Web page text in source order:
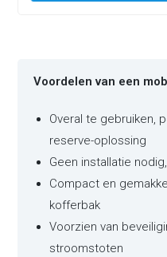
Voordelen van een
Overal te gebruiken,
reserve-oplossing
Geen installatie
Compact en
kofferbak
Voorzien van
stroomstoten